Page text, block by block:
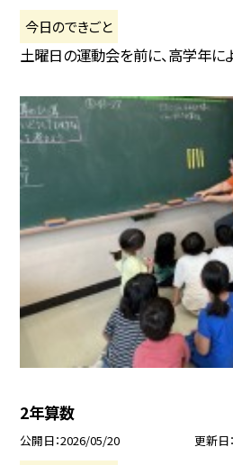
今日のできごと
土曜日の運動会を前に、高学年に
2年算数
公開日 2026/05/20 更新日